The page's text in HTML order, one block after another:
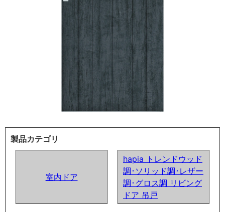
製品カテゴリ
室内ドア
hapia トレンドウッド
調･ソリッド調･レザー
調･グロス調 リビング
ドア 吊戸